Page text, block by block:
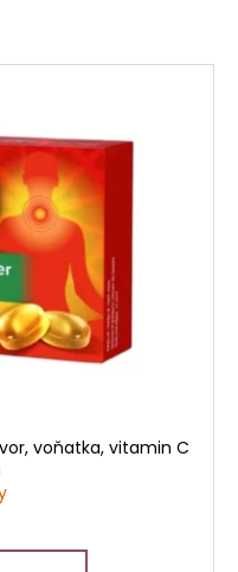
voňatka, vitamin C